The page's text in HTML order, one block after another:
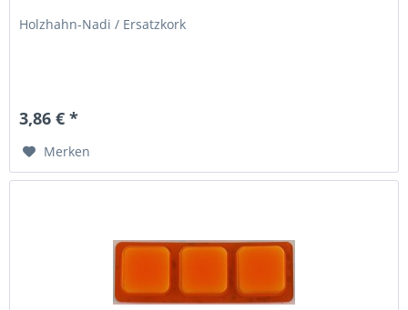
Holzhahn-Nadi / Ersatzkork
3,86 € *
Merken